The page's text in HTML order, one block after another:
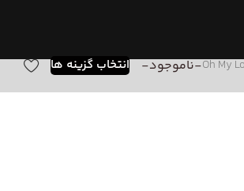
-ناموجود- انتخاب گزینه ها